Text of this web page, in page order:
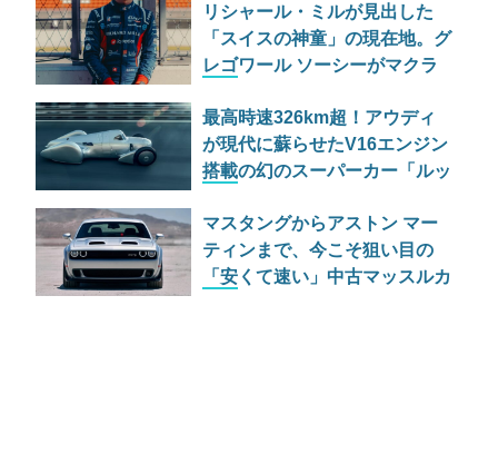
リシャール・ミルが見出した
「スイスの神童」の現在地。グ
レゴワール ソーシーがマクラ
最高時速326km超！アウディ
が現代に蘇らせたV16エンジン
搭載の幻のスーパーカー「ルッ
マスタングからアストン マー
ティンまで、今こそ狙い目の
「安くて速い」中古マッスルカ